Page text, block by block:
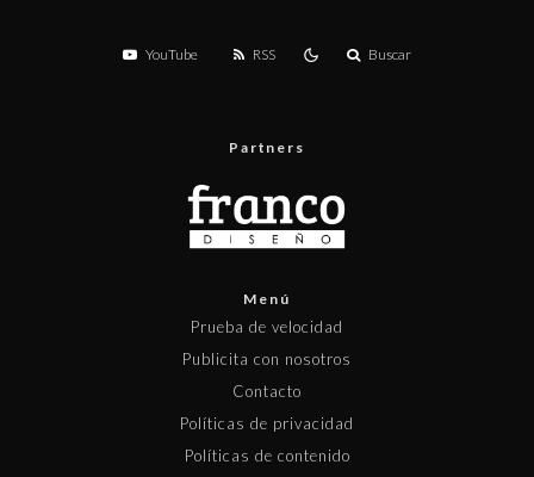
YouTube RSS Buscar
Partners
Menú
Prueba de velocidad
Publicita con nosotros
Contacto
Políticas de privacidad
Políticas de contenido